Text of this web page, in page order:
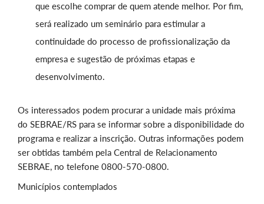
que escolhe comprar de quem atende melhor. Por fim,
será realizado um seminário para estimular a
continuidade do processo de profissionalização da
empresa e sugestão de próximas etapas e
desenvolvimento.
Os interessados podem procurar a unidade mais próxima
do SEBRAE/RS para se informar sobre a disponibilidade do
programa e realizar a inscrição. Outras informações podem
ser obtidas também pela Central de Relacionamento
SEBRAE, no telefone 0800-570-0800.
Municípios contemplados